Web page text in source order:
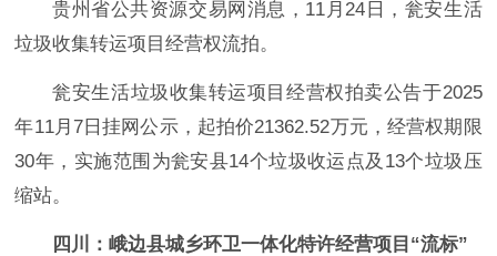
贵州省公共资源交易网消息，11月24日，瓮安生活
垃圾收集转运项目经营权流拍。
瓮安生活垃圾收集转运项目经营权拍卖公告于2025
年11月7日挂网公示，起拍价21362.52万元，经营权期限
30年，实施范围为瓮安县14个垃圾收运点及13个垃圾压
缩站。
四川：峨边县城乡环卫一体化特许经营项目“流标”